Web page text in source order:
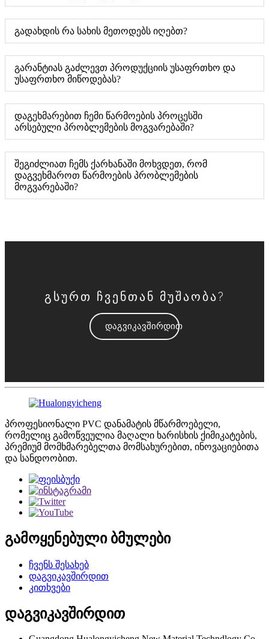
გადახდის რა სახის მეთოდებს იღებთ?
გარანტიას გაძლევთ პროდუქციის უსაფრთხო და
უსაფრთხო მიწოდებას?
დაგეხმარებით ჩემი წარმოების პროცესში
არსებული პრობლემების მოგვარებაში?
შეგიძლიათ ჩემს ქარხანაში მოხვდეთ, რომ
დაგვეხმაროთ წარმოების პრობლემების
მოგვარებაში?
გსურთ ჩვენთან მუშაობა?
დაგვიკავშირდით
პროფესიონალი PVC დანამატის მწარმოებელი,
რომელიც გამოწვეულია მაღალი ხარისხის ქიმიკატების,
პრემიუმ მომხმარებელთა მომსახურებით, ინოვაციებითა
და სანდოობით.
გამოყენებული ბმულები
ჩვენს შესახებ
დაგვიკავშირდით
კითხვები
დაგვიკავშირდით